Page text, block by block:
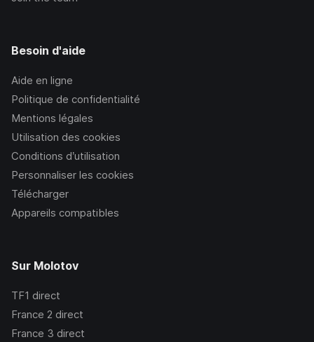
Besoin d'aide
Aide en ligne
Politique de confidentialité
Mentions légales
Utilisation des cookies
Conditions d’utilisation
Personnaliser les cookies
Télécharger
Appareils compatibles
Sur Molotov
TF1 direct
France 2 direct
France 3 direct